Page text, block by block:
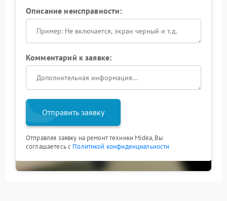
Описание неисправности:
Комментарий к заявке:
Отправить заявку
Отправляя заявку на ремонт техники Midea, Вы
соглашаетесь с Политикой конфиденциальности